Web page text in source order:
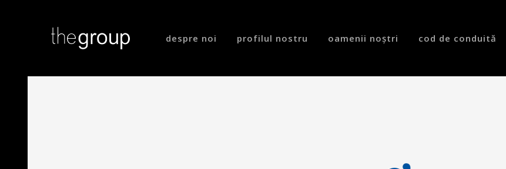
despre noi profilul nostru oamenii noștri cod de conduită